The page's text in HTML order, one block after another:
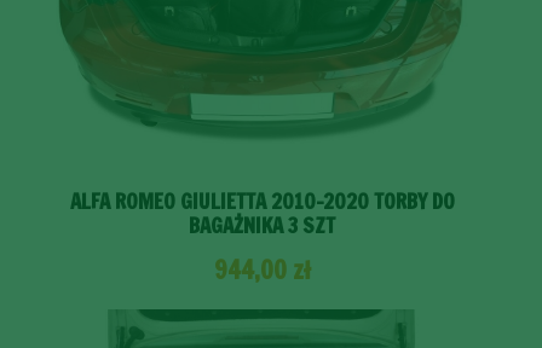
ALFA ROMEO GIULIETTA 2010-2020 TORBY DO
BAGAŻNIKA 3 SZT
944,00 zł